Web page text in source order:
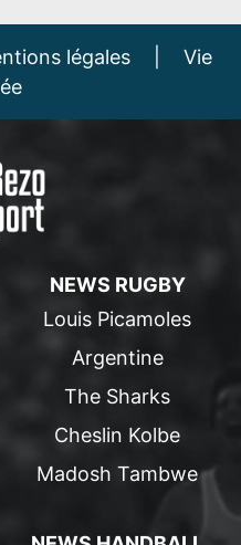
légales
Vie
NEWS RUGBY
Louis Picamoles
Argentine
The Sharks
Cheslin Kolbe
Madosh Tambwe